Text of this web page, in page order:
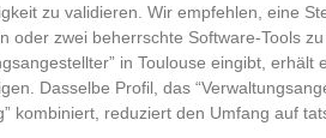
zu validieren. Wir empfehlen, eine
oder zwei beherrschte Software-Tools
in Toulouse eingibt, erhält
Dasselbe Profil, das
kombiniert, reduziert den Umfang auf